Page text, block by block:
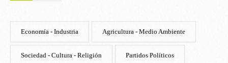
Economía - Industria Agricultura - Medio Ambiente
Sociedad - Cultura - Religión Partidos Políticos